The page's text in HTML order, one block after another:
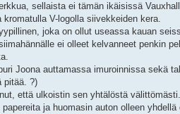
sellaista ei tämän ikäisissä
V-logolla siivekkeiden kera.
joka on ollut useassa kauan
ei olleet kelvanneet penkin
Joona auttamassa imuroinnissa sekä
pitää. ?)
että ulkoistin sen yhtälöstä
ja huomasin auton olleen